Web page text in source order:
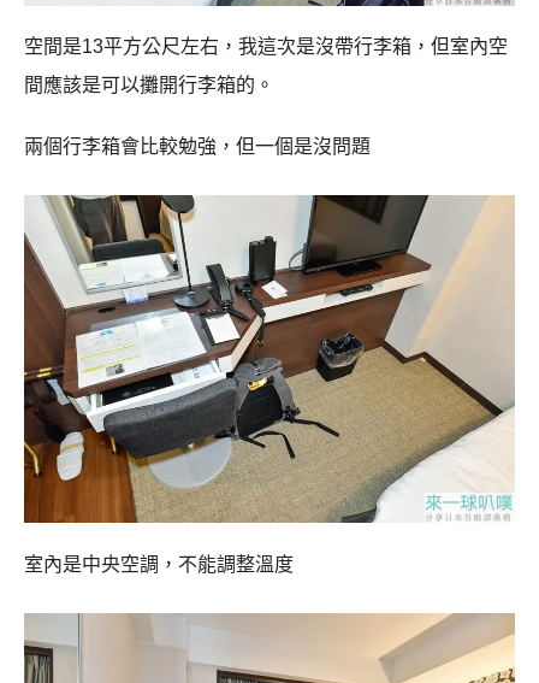
空間是13平方公尺左右，我這次是沒帶行李箱，但室內空
間應該是可以攤開行李箱的。
兩個行李箱會比較勉強，但一個是沒問題
室內是中央空調，不能調整溫度